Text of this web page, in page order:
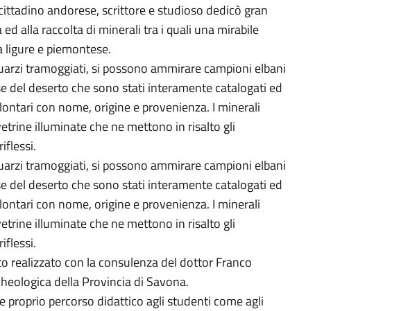
andorese, scrittore e studioso dedicò gran
alla raccolta di minerali tra i quali una mirabile
e piemontese.
tramoggiati, si possono ammirare campioni elbani
del deserto che sono stati interamente catalogati ed
con nome, origine e provenienza. I minerali
illuminate che ne mettono in risalto gli
tramoggiati, si possono ammirare campioni elbani
del deserto che sono stati interamente catalogati ed
con nome, origine e provenienza. I minerali
illuminate che ne mettono in risalto gli
realizzato con la consulenza del dottor Franco
della Provincia di Savona.
proprio percorso didattico agli studenti come agli